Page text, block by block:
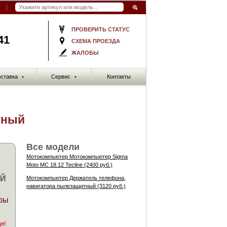
ПРОВЕРИТЬ СТАТУС
СХЕМА ПРОЕЗДА
ЖАЛОБЫ
▼ Сервис ▼ Контакты
Все модели
Мотокомпьютер Мотокомпьютер Sigma
Moto MC 18.12 Tecline (2400 руб.)
Мотокомпьютер Держатель телефона,
навигатора пылезащитный (3120 руб.)